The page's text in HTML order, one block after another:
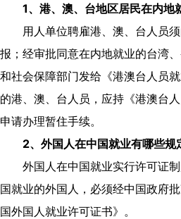
1、港、澳、台地区居民在内地
用人单位聘雇港、澳、台人员
报；经审批同意在内地就业的台湾
和社会保障部门发给《港澳台人员
的港、澳、台人员，应持《港澳台
申请办理暂住手续。
2、外国人在中国就业有哪些规
外国人在中国就业实行许可证
国就业的外国人，必须经中国政府
国外国人就业许可证书》。